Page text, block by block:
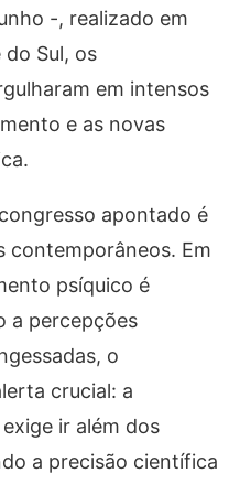
-, realizado em
Sul, os
em intensos
e as novas
apontado é
contemporâneos. Em
psíquico é
a percepções
o
crucial: a
ir além dos
a precisão científica